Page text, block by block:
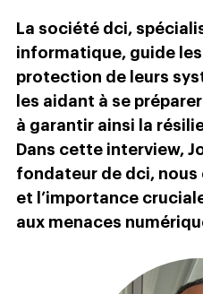
La société dci,
informatique, guide
protection de leurs
les aidant à se
à garantir ainsi la
Dans cette interview,
fondateur de dci, nous
et l’importance
aux menaces